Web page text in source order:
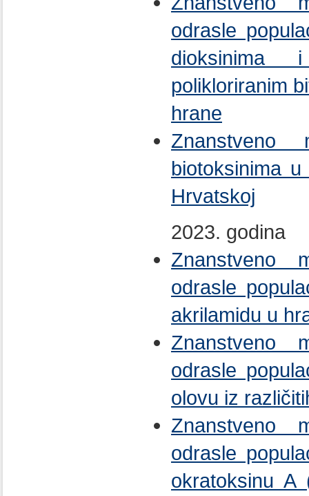
odrasle
dioksinima
polikloriranim
hrane
Znanstveno
biotoksinima
Hrvatskoj
2023. godina
Znanstveno
odrasle
akrilamidu u
Znanstveno
odrasle
olovu iz
Znanstveno
odrasle
okratoksinu A